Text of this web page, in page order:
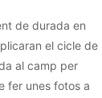
de durada en
el cicle de
al camp per
fer unes fotos a